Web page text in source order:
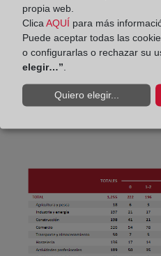
En cuanto al número de
total de empresas
seis. Y, entre éstas, el
EMPRESAS
asalariados y actividad
propia web.
Clica AQUÍ para más
Puede aceptar todas las
o configurarlas o rechazar su
elegir…”
Quiero elegir...